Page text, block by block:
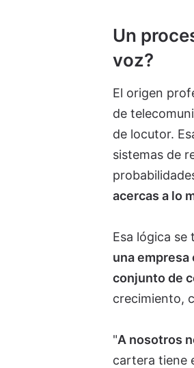
Un
voz?
El origen
de
de locutor.
sistemas de
acercas a lo
Esa lógica
una
conjunto de
crecimiento,
"A nosotros
cartera tiene